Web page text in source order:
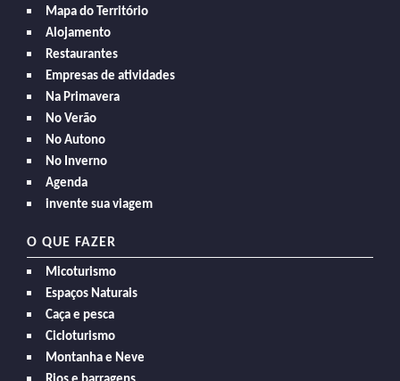
Mapa do Território
Alojamento
Restaurantes
Empresas de atividades
Na Primavera
No Verão
No Autono
No Inverno
Agenda
invente sua viagem
O QUE FAZER
Micoturismo
Espaços Naturais
Caça e pesca
Cicloturismo
Montanha e Neve